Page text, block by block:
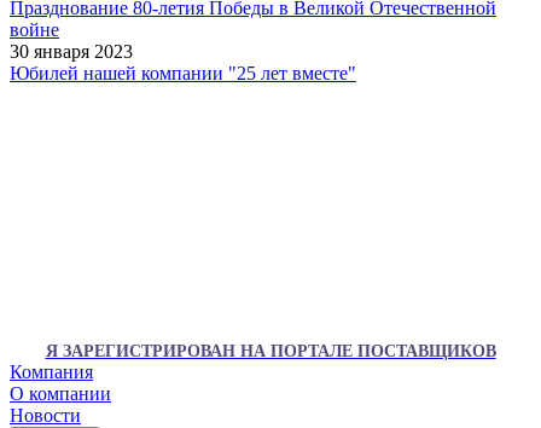
Празднование 80-летия Победы в Великой Отечественной
войне
30 января 2023
Юбилей нашей компании "25 лет вместе"
Я ЗАРЕГИСТРИРОВАН НА ПОРТАЛЕ ПОСТАВЩИКОВ
Компания
О компании
Новости